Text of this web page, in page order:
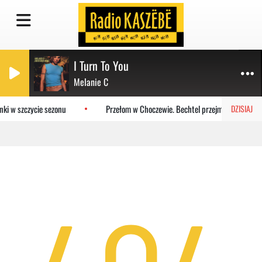
I Turn To You
Melanie C
DZISIAJ
w szczycie sezonu Przełom w Choczewie. Bechtel przejmuje teren